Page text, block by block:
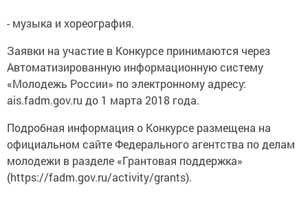
- музыка и хореография.
Заявки на участие в Конкурсе принимаются через
Автоматизированную информационную систему
«Молодежь России» по электронному адресу:
ais.fadm.gov.ru до 1 марта 2018 года.
Подробная информация о Конкурсе размещена на
официальном сайте Федерального агентства по делам
молодежи в разделе «Грантовая поддержка»
(https://fadm.gov.ru/activity/grants).